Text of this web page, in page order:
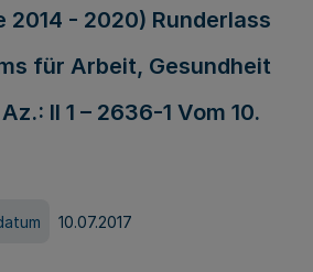
2014 - 2020) Runderlass
für Arbeit, Gesundheit
II 1 – 2636-1 Vom 10.
10.07.2017